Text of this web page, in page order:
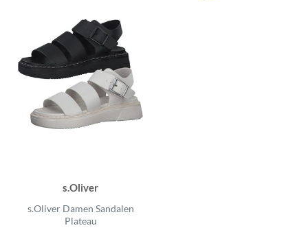
s.Oliver
s.Oliver Damen Sandalen
Plateau